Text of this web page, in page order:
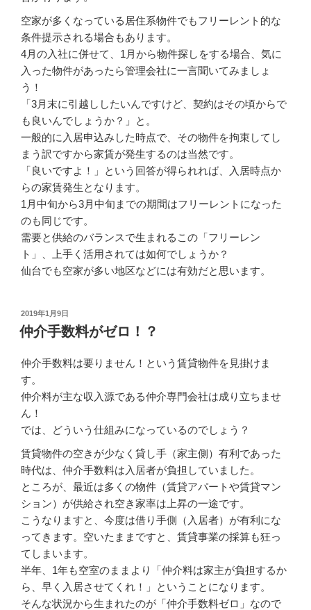
空家が多くなっている居住系物件でもフリーレント的な
条件提示される場合もあります。
4月の入社に併せて、1月から物件探しをする場合、気に
入った物件があったら管理会社に一言聞いてみましょ
う！
「3月末に引越ししたいんですけど、契約はその頃からで
も良いんでしょうか？」と。
一般的に入居申込みした時点で、その物件を拘束してし
まう訳ですから家賃が発生するのは当然です。
「良いですよ！」という回答が得られれば、入居時点か
らの家賃発生となります。
1月中旬から3月中旬までの期間はフリーレントになった
のも同じです。
需要と供給のバランスで生まれるこの「フリーレン
ト」、上手く活用されては如何でしょうか？
仙台でも空家が多い地区などには有効だと思います。
2019年1月9日
仲介手数料がゼロ！？
仲介手数料は要りません！という賃貸物件を見掛けま
す。
仲介料が主な収入源である仲介専門会社は成り立ちませ
ん！
では、どういう仕組みになっているのでしょう？
賃貸物件の空きが少なく貸し手（家主側）有利であった
時代は、仲介手数料は入居者が負担していました。
ところが、最近は多くの物件（賃貸アパートや賃貸マン
ション）が供給され空き家率は上昇の一途です。
こうなりますと、今度は借り手側（入居者）が有利にな
ってきます。空いたままですと、賃貸事業の採算も狂っ
てしまいます。
半年、1年も空室のままより「仲介料は家主が負担するか
ら、早く入居させてくれ！」ということになります。
そんな状況から生まれたのが「仲介手数料ゼロ」なので